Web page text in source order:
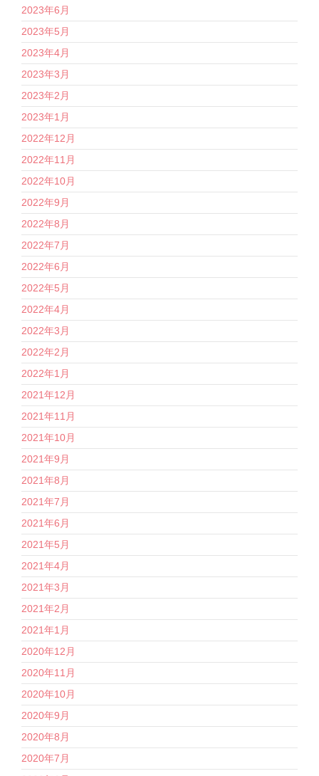
2023年6月
2023年5月
2023年4月
2023年3月
2023年2月
2023年1月
2022年12月
2022年11月
2022年10月
2022年9月
2022年8月
2022年7月
2022年6月
2022年5月
2022年4月
2022年3月
2022年2月
2022年1月
2021年12月
2021年11月
2021年10月
2021年9月
2021年8月
2021年7月
2021年6月
2021年5月
2021年4月
2021年3月
2021年2月
2021年1月
2020年12月
2020年11月
2020年10月
2020年9月
2020年8月
2020年7月